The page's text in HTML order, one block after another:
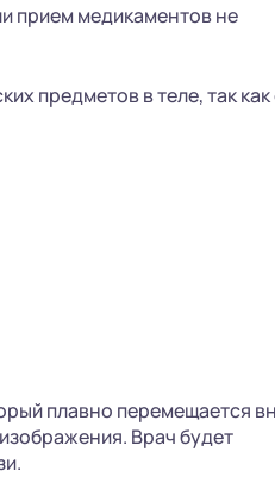
прием медикаментов не
предметов в теле, так
плавно перемещается
Врач будет